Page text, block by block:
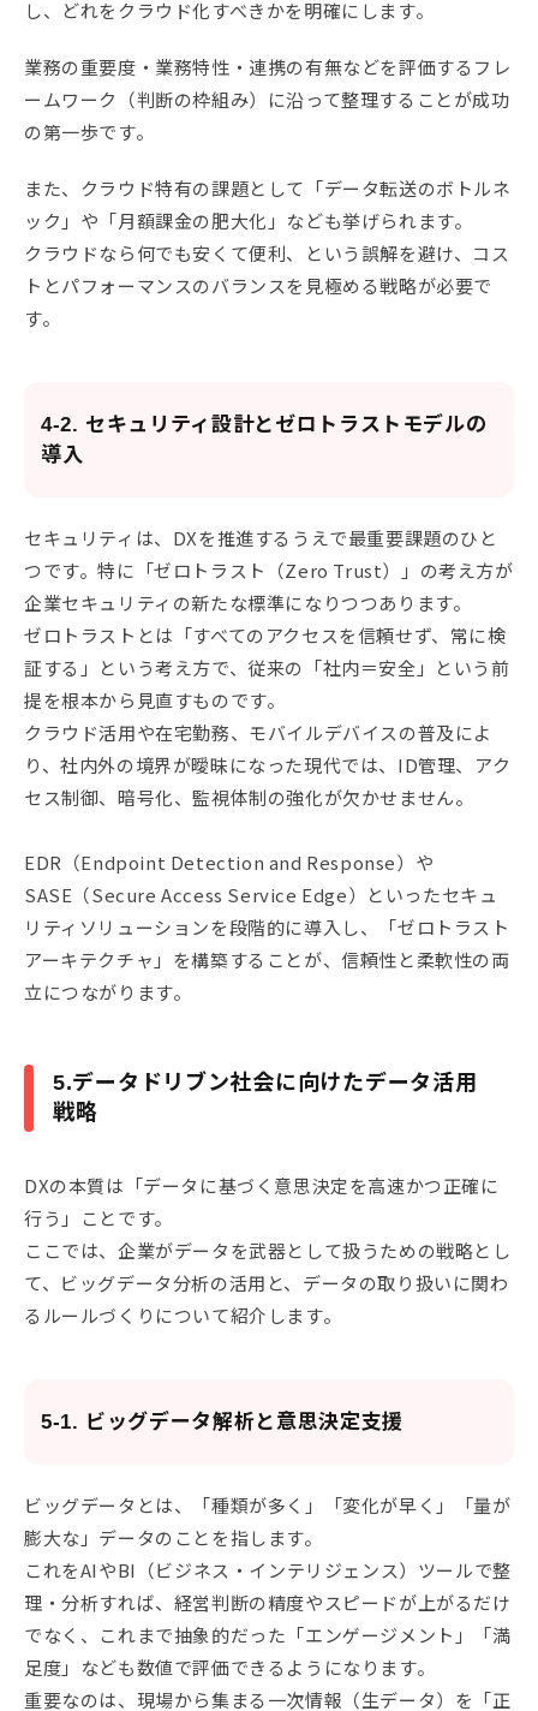
し、どれをクラウド化すべきかを明確にします。
業務の重要度・業務特性・連携の有無などを評価するフレ
ームワーク（判断の枠組み）に沿って整理することが成功
の第一歩です。
また、クラウド特有の課題として「データ転送のボトルネ
ック」や「月額課金の肥大化」なども挙げられます。
クラウドなら何でも安くて便利、という誤解を避け、コス
トとパフォーマンスのバランスを見極める戦略が必要で
す。
4-2. セキュリティ設計とゼロトラストモデルの
導入
セキュリティは、DXを推進するうえで最重要課題のひと
つです。特に「ゼロトラスト（Zero Trust）」の考え方が
企業セキュリティの新たな標準になりつつあります。
ゼロトラストとは「すべてのアクセスを信頼せず、常に検
証する」という考え方で、従来の「社内＝安全」という前
提を根本から見直すものです。
クラウド活用や在宅勤務、モバイルデバイスの普及によ
り、社内外の境界が曖昧になった現代では、ID管理、アク
セス制御、暗号化、監視体制の強化が欠かせません。
EDR（Endpoint Detection and Response）や
SASE（Secure Access Service Edge）といったセキュ
リティソリューションを段階的に導入し、「ゼロトラスト
アーキテクチャ」を構築することが、信頼性と柔軟性の両
立につながります。
5.データドリブン社会に向けたデータ活用
戦略
DXの本質は「データに基づく意思決定を高速かつ正確に
行う」ことです。
ここでは、企業がデータを武器として扱うための戦略とし
て、ビッグデータ分析の活用と、データの取り扱いに関わ
るルールづくりについて紹介します。
5-1. ビッグデータ解析と意思決定支援
ビッグデータとは、「種類が多く」「変化が早く」「量が
膨大な」データのことを指します。
これをAIやBI（ビジネス・インテリジェンス）ツールで整
理・分析すれば、経営判断の精度やスピードが上がるだけ
でなく、これまで抽象的だった「エンゲージメント」「満
足度」なども数値で評価できるようになります。
重要なのは、現場から集まる一次情報（生データ）を「正